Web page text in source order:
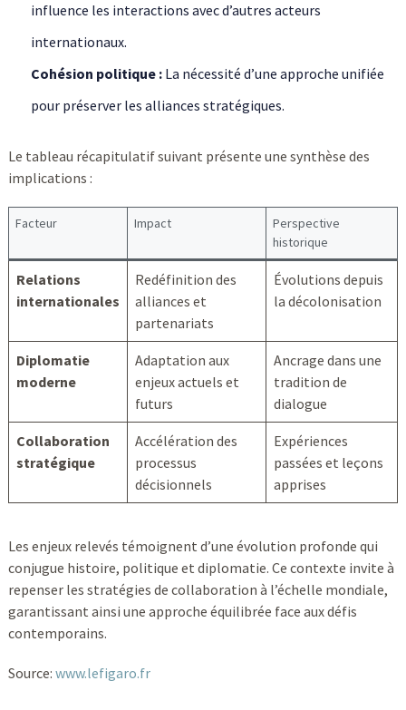
influence les interactions avec d’autres acteurs
internationaux.
Cohésion politique :La nécessité d’une approche unifiée
pour préserver les alliances stratégiques.
Le tableau récapitulatif suivant présente une synthèse des
implications :
Facteur Impact
Perspective
historique
Relations
internationales
Redéfinition des
alliances et
partenariats
Évolutions depuis
la décolonisation
Diplomatie
moderne
Adaptation aux
enjeux actuels et
futurs
Ancrage dans une
tradition de
dialogue
Collaboration
stratégique
Accélération des
processus
décisionnels
Expériences
passées et leçons
apprises
Les enjeux relevés témoignent d’une évolution profonde qui
conjugue histoire, politique et diplomatie. Ce contexte invite à
repenser les stratégies de collaboration à l’échelle mondiale,
garantissant ainsi une approche équilibrée face aux défis
contemporains.
Source: www.lefigaro.fr